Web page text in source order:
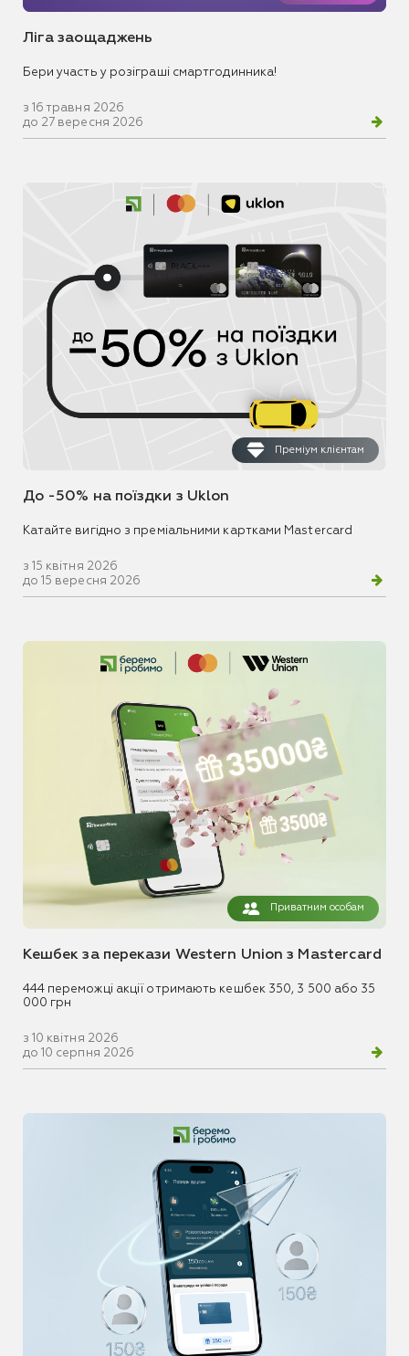
Ліга заощаджень
Бери участь у розіграші смартгодинника!
з 16 травня 2026
до 27 вересня 2026
Преміум клієнтам
До -50% на поїздки з Uklon
Катайте вигідно з преміальними картками Mastercard
з 15 квітня 2026
до 15 вересня 2026
Приватним особам
Кешбек за перекази Western Union з Mastercard
444 переможці акції отримають кешбек 350, 3 500 або 35
000 грн
з 10 квітня 2026
до 10 серпня 2026